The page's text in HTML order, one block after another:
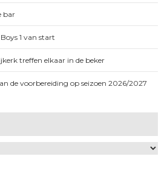
bar
1 van start
treffen elkaar in de beker
de voorbereiding op seizoen 2026/2027